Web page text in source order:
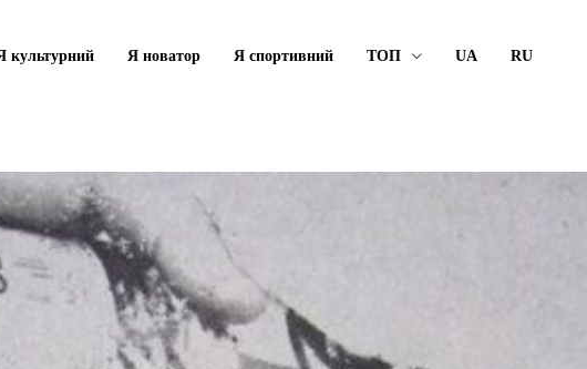
культурний Я новатор Я спортивний ТОП UA RU